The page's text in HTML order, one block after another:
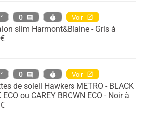
0 Voir
slim Harmont&Blaine - Gris à
0 Voir
de soleil Hawkers METRO - BLACK
ECO ou CAREY BROWN ECO - Noir à